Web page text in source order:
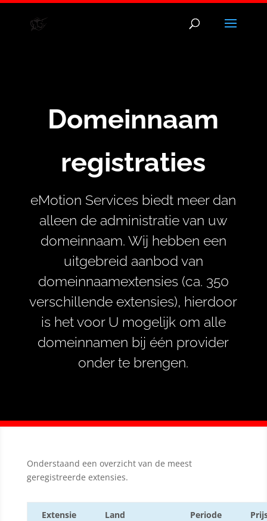
Domeinnaam
registraties
eMotion Services biedt meer dan
alleen de administratie van uw
domeinnaam. Wij hebben een
uitgebreid aanbod van
domeinnaamextensies (ca. 350
verschillende extensies), hierdoor
is het voor U mogelijk om alle
domeinnamen bij één provider
onder te brengen.
Onderstaand een overzicht van de meest
geregistreerde extensies.
Extensie Land Periode